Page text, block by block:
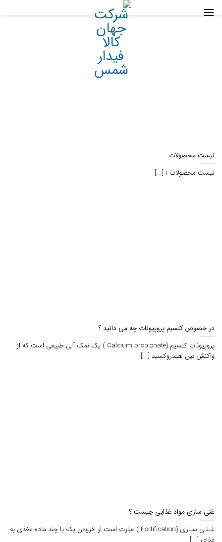
Skip
لیست محصولات
لیست محصولات 1 [...]
در خصوص کلسیم پروپیونات چه می دانید ؟
پروپیونات کلسیم (Calcium propionate ) یک نمک آلی طبیعی است که از
واکنش بین هیدروکسید [...]
غنی سازی مواد غذایی چیست ؟
غـنـی سـازی (Fortification ) عبارت است از افزودن یك یا چند ماده مغذی به
غذای [...]